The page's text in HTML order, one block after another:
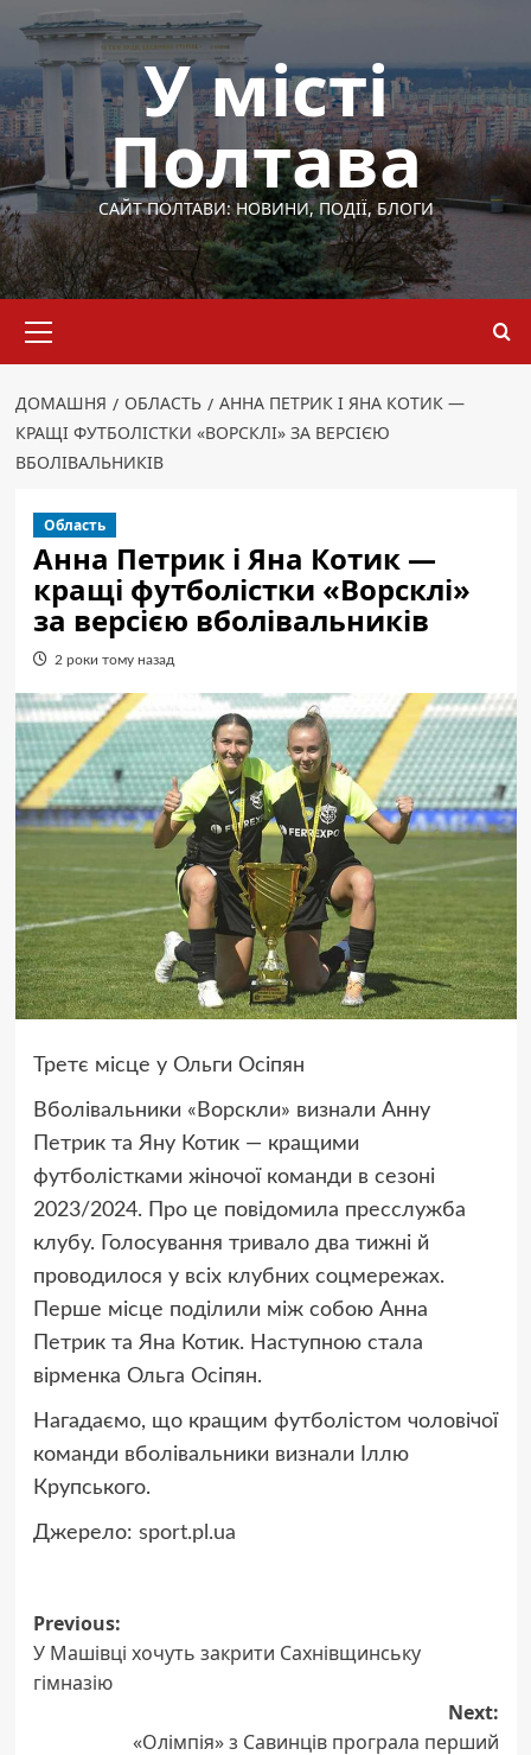
Перейти
вмісту
У місті
Полтава
САЙТ ПОЛТАВИ: НОВИНИ, ПОДІЇ, БЛОГИ
меню
ДОМАШНЯ ОБЛАСТЬ
АННА ПЕТРИК І ЯНА КОТИК —
КРАЩІ ФУТБОЛІСТКИ «ВОРСКЛІ» ЗА ВЕРСІЄЮ
ВБОЛІВАЛЬНИКІВ
Область
Анна Петрик і Яна Котик —
кращі футболістки «Ворсклі»
за версією вболівальників
2 роки тому назад
Третє місце у Ольги Осіпян
Вболівальники «Ворскли» визнали Анну
Петрик та Яну Котик — кращими
футболістками жіночої команди в сезоні
2023/2024. Про це повідомила пресслужба
клубу. Голосування тривало два тижні й
проводилося у всіх клубних соцмережах.
Перше місце поділили між собою Анна
Петрик та Яна Котик. Наступною стала
вірменка Ольга Осіпян.
Нагадаємо, що кращим футболістом чоловічої
команди вболівальники визнали Іллю
Крупського.
Джерело: sport.pl.ua
Post
navigation
Previous:
У Машівці хочуть закрити Сахнівщинську
гімназію
Next:
«Олімпія» з Савинців програла перший